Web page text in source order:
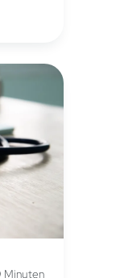
Minuten